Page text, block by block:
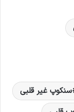
سنکوپ غیر قلبی